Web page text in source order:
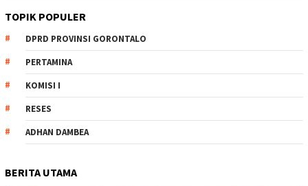
TOPIK POPULER
DPRD PROVINSI GORONTALO
PERTAMINA
KOMISI I
RESES
ADHAN DAMBEA
BERITA UTAMA